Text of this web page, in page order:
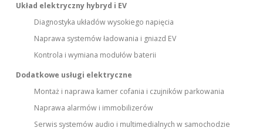
Układ elektryczny hybryd i EV
Diagnostyka układów wysokiego napięcia
Naprawa systemów ładowania i gniazd EV
Kontrola i wymiana modułów baterii
Dodatkowe usługi elektryczne
Montaż i naprawa kamer cofania i czujników parkowania
Naprawa alarmów i immobilizerów
Serwis systemów audio i multimedialnych w samochodzie